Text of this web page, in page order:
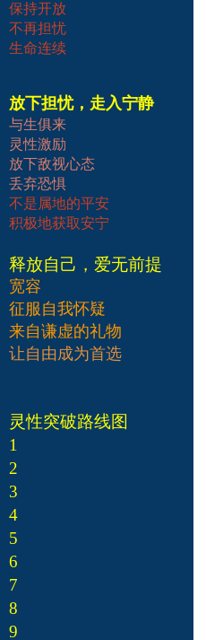
保持开放
不再担忧
生命连续
放下担忧，走入宁静
与生俱来
灵性激励
放下敌视心态
丢弃恐惧
不是属地的平安
积极地获取安宁
释放自己，爱无前提
宽容
征服自我怀疑
来自谦虚的礼物
让自由成为首选
灵性突破路线图
1
2
3
4
5
6
7
8
9